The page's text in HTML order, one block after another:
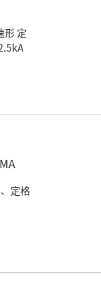
形 定
定格